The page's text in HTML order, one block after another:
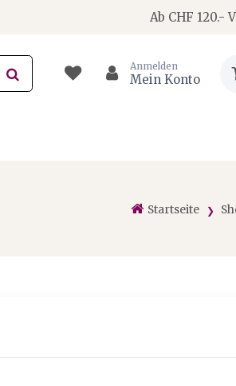
Ab CHF 120.-
Anmelden
Mein Konto
Startseite